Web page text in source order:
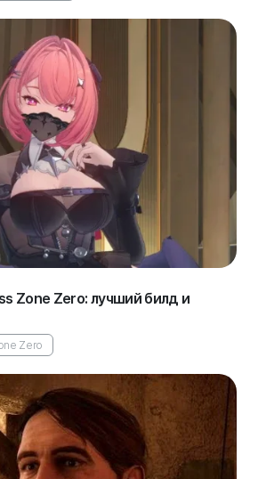
Zone Zero: лучший билд и
Zero